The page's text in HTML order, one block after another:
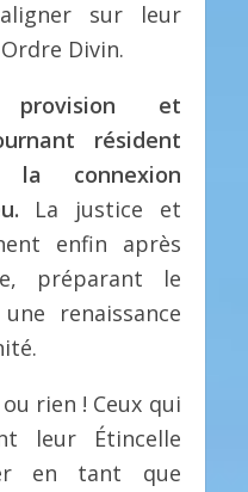
sur leur
Divin.
provision et
résident
la connexion
La justice et
enfin après
préparant le
renaissance
rien ! Ceux qui
leur Étincelle
en tant que